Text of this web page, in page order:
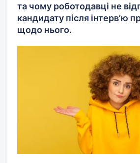
та чому роботодавці не
кандидату після інтерв’ю
щодо нього.